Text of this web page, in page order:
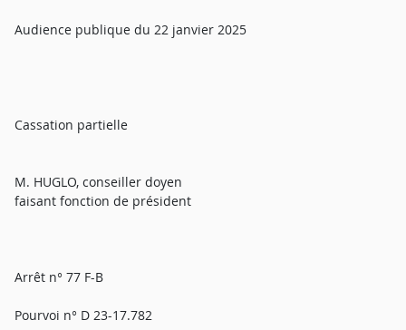
Audience publique du 22 janvier 2025
Cassation partielle
M. HUGLO, conseiller doyen
faisant fonction de président
Arrêt n° 77 F-B
Pourvoi n° D 23-17.782